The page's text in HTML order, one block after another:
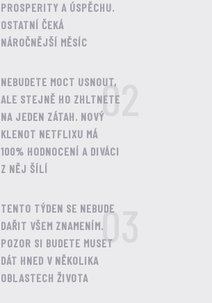
PROSPERITY A ÚSPĚCHU.
OSTATNÍ ČEKÁ
NÁROČNĚJŠÍ MĚSÍC
NEBUDETE MOCT USNOUT,
ALE STEJNĚ HO ZHLTNETE
NA JEDEN ZÁTAH. NOVÝ
KLENOT NETFLIXU MÁ
100% HODNOCENÍ A DIVÁCI
Z NĚJ ŠÍLÍ
02
TENTO TÝDEN SE NEBUDE
DAŘIT VŠEM ZNAMENÍM.
POZOR SI BUDETE MUSET
DÁT HNED V NĚKOLIKA
OBLASTECH ŽIVOTA
03